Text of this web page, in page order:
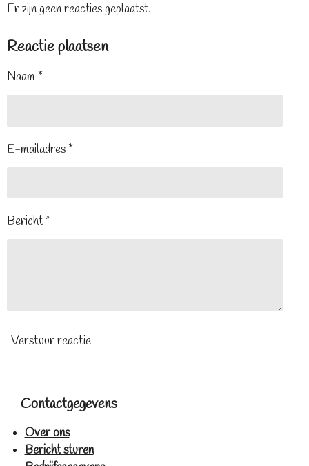
Er zijn geen reacties geplaatst.
Reactie plaatsen
Naam *
E-mailadres *
Bericht *
Verstuur reactie
Contactgegevens
Over ons
Bericht sturen